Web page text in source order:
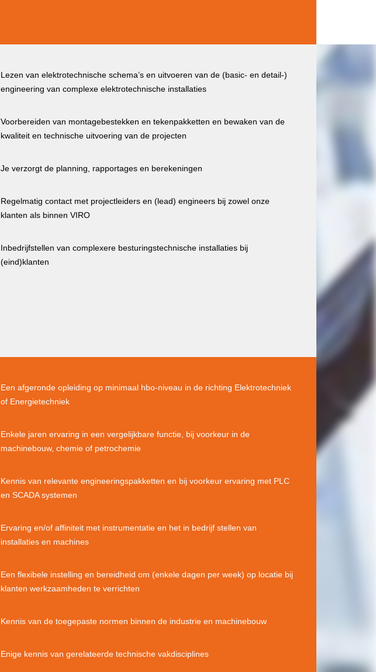
Lezen van elektrotechnische schema’s en uitvoeren van de (basic- en detail-)
engineering van complexe elektrotechnische installaties
Voorbereiden van montagebestekken en tekenpakketten en bewaken van de
kwaliteit en technische uitvoering van de projecten
Je verzorgt de planning, rapportages en berekeningen
Regelmatig contact met projectleiders en (lead) engineers bij zowel onze
klanten als binnen VIRO
Inbedrijfstellen van complexere besturingstechnische installaties bij
(eind)klanten
Een afgeronde opleiding op minimaal hbo-niveau in de richting Elektrotechniek
of Energietechniek
Enkele jaren ervaring in een vergelijkbare functie, bij voorkeur in de
machinebouw, chemie of petrochemie
Kennis van relevante engineeringspakketten en bij voorkeur ervaring met PLC
en SCADA systemen
Ervaring en/of affiniteit met instrumentatie en het in bedrijf stellen van
installaties en machines
Een flexibele instelling en bereidheid om (enkele dagen per week) op locatie bij
klanten werkzaamheden te verrichten
Kennis van de toegepaste normen binnen de industrie en machinebouw
Enige kennis van gerelateerde technische vakdisciplines